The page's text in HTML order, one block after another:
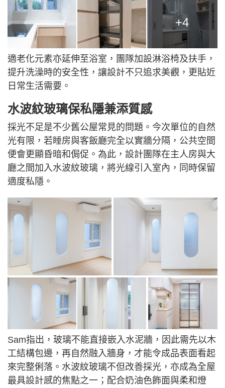
+4
適老化元素亦延伸至浴室，團隊加設淋浴椅及扶手，
提升洗澡時的安全性，讓設計不只追求美觀，更貼近
日常生活需要。
水波紋玻璃保私隱兼添質感
採光不足是不少舊公屋常見的問題。今次單位的自然
光有限，若睡房與客飯廳完全以實牆分隔，公共空間
便會更顯昏暗和侷促。為此，設計團隊在主人房與大
廳之間加入水波紋玻璃，將光線引入室內，同時保留
適度私隱。
Sam指出，玻璃不能直接嵌入水泥牆，因此需先以木
工結構包邊，再自然融入牆身，才能令成品表面看起
來完整俐落。水波紋玻璃不但改善採光，亦成為全屋
最具設計感的焦點之一；配合奶油色飾面與柔和燈